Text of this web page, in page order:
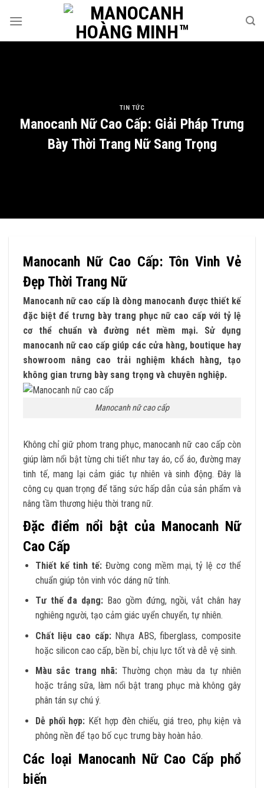
TIN TỨC
Manocanh Nữ Cao Cấp: Giải Pháp Trưng
Bày Thời Trang Nữ Sang Trọng
Manocanh Nữ Cao Cấp: Tôn Vinh Vẻ
Đẹp Thời Trang Nữ
Manocanh nữ cao cấp là dòng manocanh được thiết kế
đặc biệt để trưng bày trang phục nữ cao cấp với tỷ lệ
cơ thể chuẩn và đường nét mềm mại. Sử dụng
manocanh nữ cao cấp giúp các cửa hàng, boutique hay
showroom nâng cao trải nghiệm khách hàng, tạo
không gian trưng bày sang trọng và chuyên nghiệp.
Manocanh nữ cao cấp
Không chỉ giữ phom trang phục, manocanh nữ cao cấp còn
giúp làm nổi bật từng chi tiết như tay áo, cổ áo, đường may
tinh tế, mang lại cảm giác tự nhiên và sinh động. Đây là
công cụ quan trọng để tăng sức hấp dẫn của sản phẩm và
nâng tầm thương hiệu thời trang nữ.
Đặc điểm nổi bật của Manocanh Nữ
Cao Cấp
Thiết kế tinh tế: Đường cong mềm mại, tỷ lệ cơ thể
chuẩn giúp tôn vinh vóc dáng nữ tính.
Tư thế đa dạng: Bao gồm đứng, ngồi, vắt chân hay
nghiêng người, tạo cảm giác uyển chuyển, tự nhiên.
Chất liệu cao cấp:Nhựa ABS, fiberglass, composite
hoặc silicon cao cấp, bền bỉ, chịu lực tốt và dễ vệ sinh.
Màu sắc trang nhã: Thường chọn màu da tự nhiên
hoặc trắng sữa, làm nổi bật trang phục mà không gây
phân tán sự chú ý.
Dễ phối hợp: Kết hợp đèn chiếu, giá treo, phụ kiện và
phông nền để tạo bố cục trưng bày hoàn hảo.
Các loại Manocanh Nữ Cao Cấp phổ
biến